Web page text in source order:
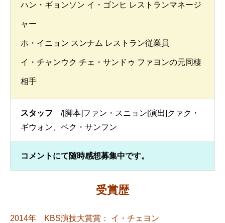
ハン・ギョンソン イ・ゴンヒ レストランマネージ
ャー
ホ・イニョン スンナム レストラン従業員
イ・チャンウク チェ・サンドゥ ファヨンの元同棲
相手
スタッフ /[脚本]ファン・スニョン[演出]クァク・
ギウォン、ペク・サンフン
コメントにて随時感想募集中です。
受賞歴
2014年 KBS演技大賞賞： イ・チェヨン